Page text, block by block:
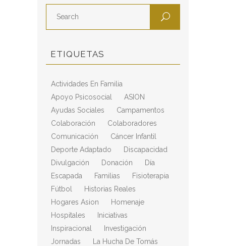
ETIQUETAS
Actividades En Familia
Apoyo Psicosocial
ASION
Ayudas Sociales
Campamentos
Colaboración
Colaboradores
Comunicación
Cáncer Infantil
Deporte Adaptado
Discapacidad
Divulgación
Donación
Día
Escapada
Familias
Fisioterapia
Fútbol
Historias Reales
Hogares Asion
Homenaje
Hospitales
Iniciativas
Inspiracional
Investigación
Jornadas
La Hucha De Tomás